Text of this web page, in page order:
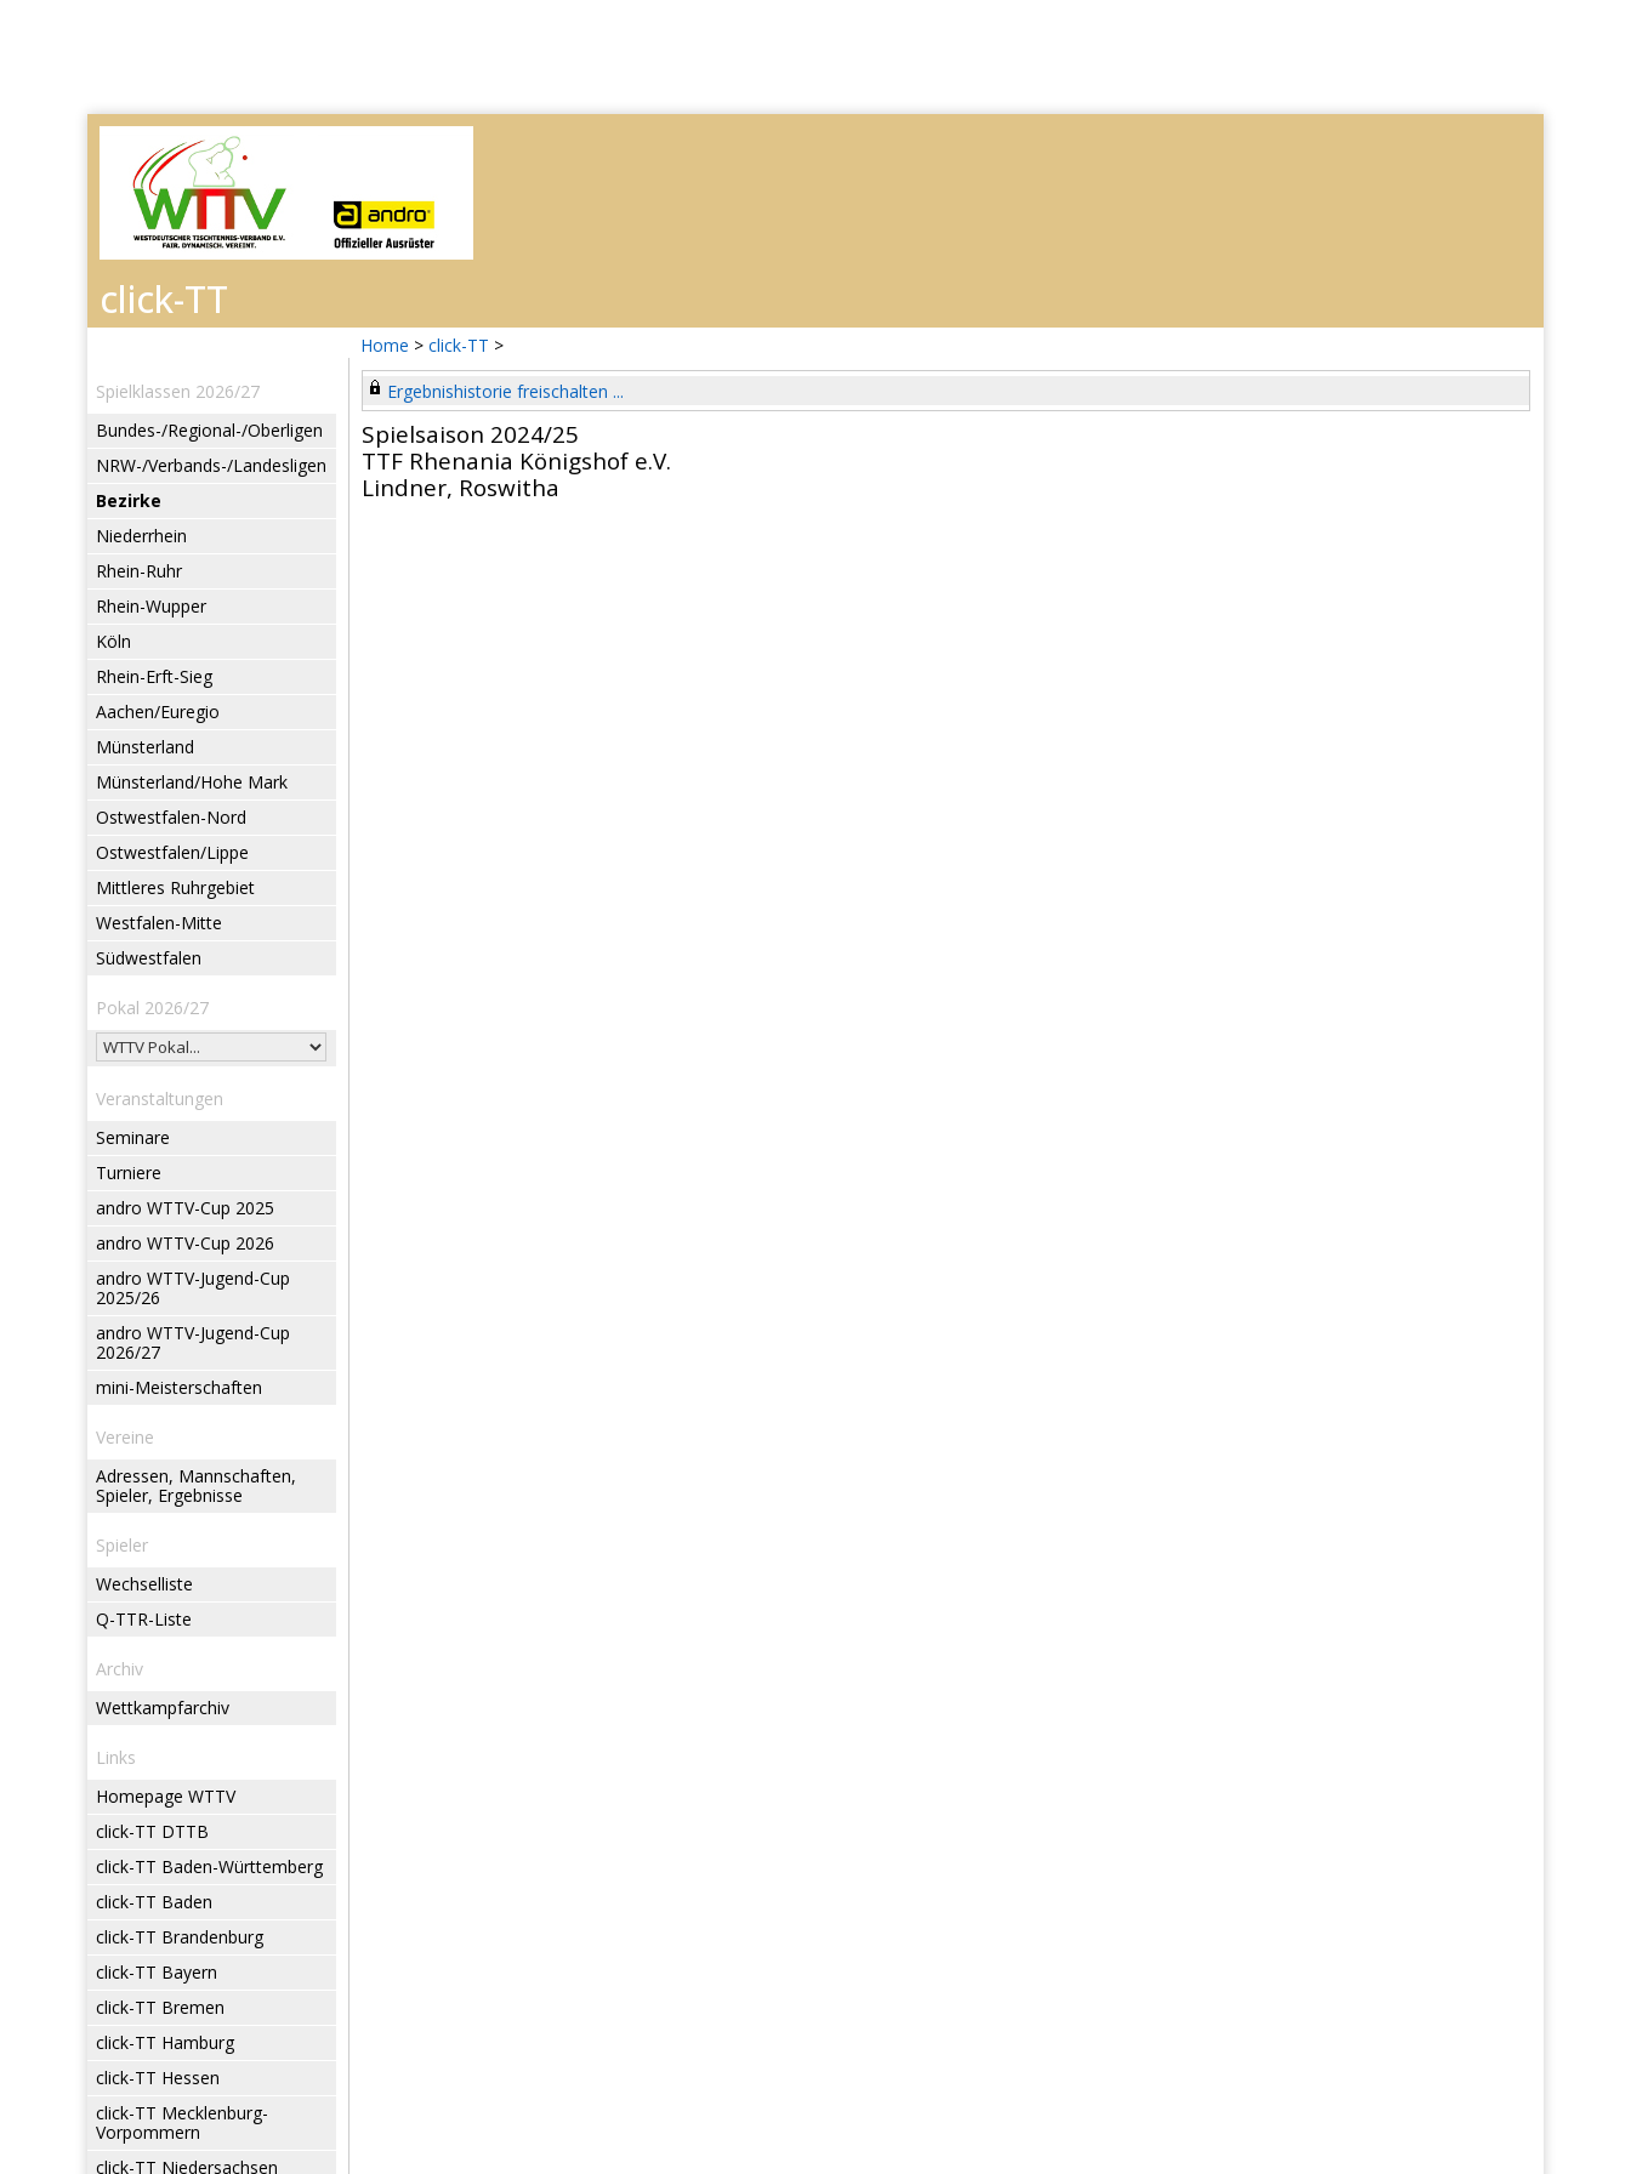
Home > click-TT >
Spielklassen 2026/27
Bundes-/Regional-/Oberligen
NRW-/Verbands-/Landesligen
Bezirke
Niederrhein
Rhein-Ruhr
Rhein-Wupper
Köln
Rhein-Erft-Sieg
Aachen/Euregio
Münsterland
Münsterland/Hohe Mark
Ostwestfalen-Nord
Ostwestfalen/Lippe
Mittleres Ruhrgebiet
Westfalen-Mitte
Südwestfalen
Pokal 2026/27
Veranstaltungen
Seminare
Turniere
andro WTTV-Cup 2025
andro WTTV-Cup 2026
andro WTTV-Jugend-Cup
2025/26
andro WTTV-Jugend-Cup
2026/27
mini-Meisterschaften
Vereine
Adressen, Mannschaften,
Spieler, Ergebnisse
Spieler
Wechselliste
Q-TTR-Liste
Archiv
Wettkampfarchiv
Links
Homepage WTTV
click-TT DTTB
click-TT Baden-Württemberg
click-TT Baden
click-TT Brandenburg
click-TT Bayern
click-TT Bremen
click-TT Hamburg
click-TT Hessen
click-TT Mecklenburg-
Vorpommern
click-TT Niedersachsen
Ergebnishistorie freischalten ...
Spielsaison 2024/25
TTF Rhenania Königshof e.V.
Lindner, Roswitha